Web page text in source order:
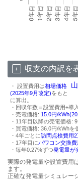
収支の内訳を
・ 設置費用は相場価格
(2025年9月改定)をもと
に算出。
・回収年数＝設置費用÷導
・売電価格: 15.0円/
・11年目以降の売電価格:
・買電価格: 36.0円/kWh
・4年ごとに訪問点検費用2
・17年目にパワコン交換
・毎年0.27%ずつ発電量が
実際の発電量や設置費用
ます。
正確な発電量シミュレー